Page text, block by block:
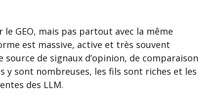
GEO, mais pas partout avec la même
est massive, active et très souvent
de signaux d’opinion, de comparaison
y sont nombreuses, les fils sont riches et les
des LLM.